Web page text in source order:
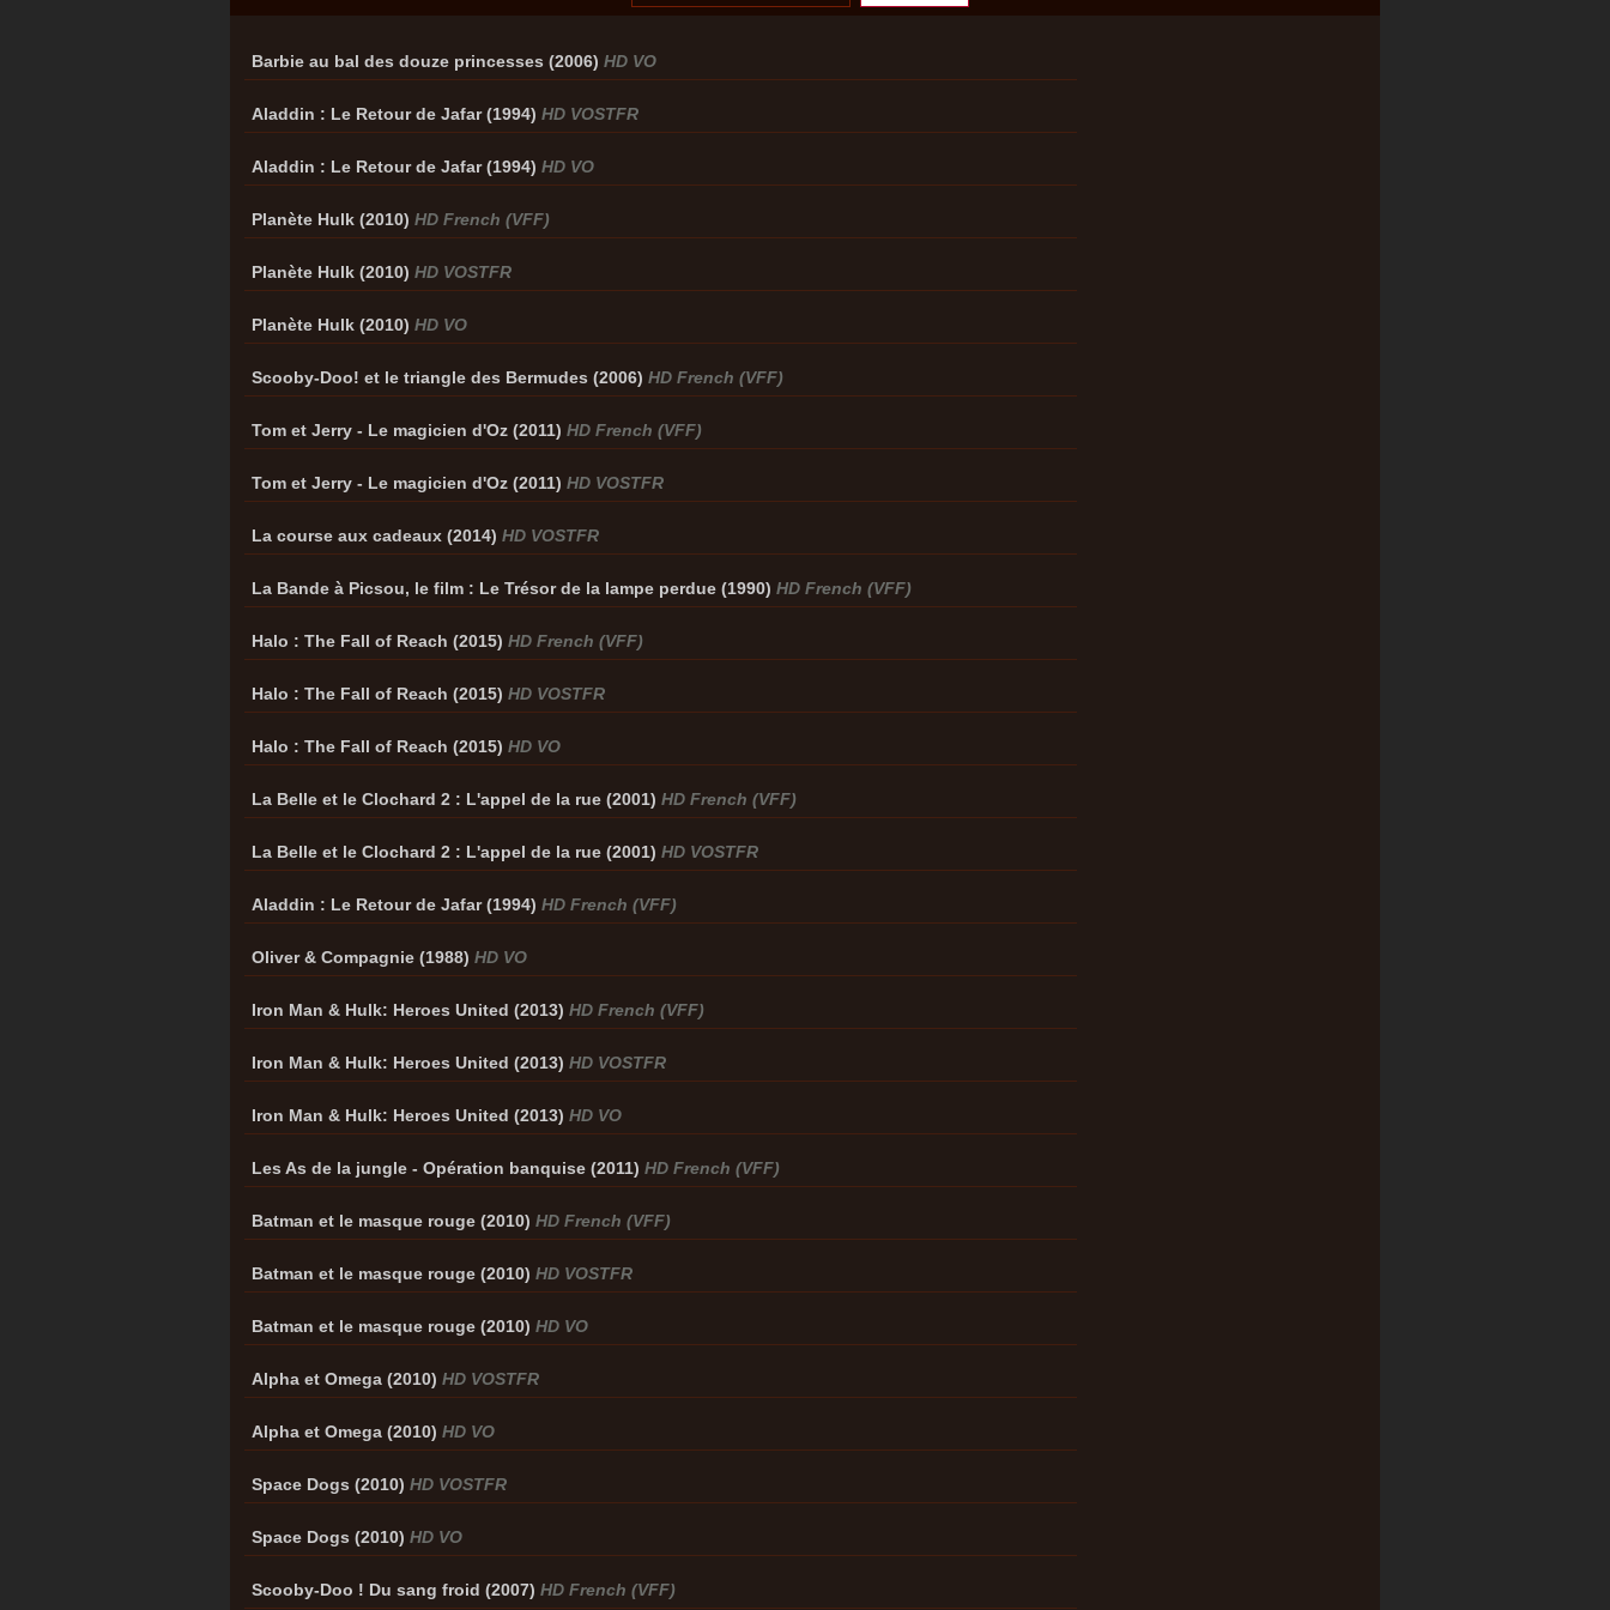
Barbie au bal des douze princesses (2006) HD VO
Aladdin : Le Retour de Jafar (1994) HD VOSTFR
Aladdin : Le Retour de Jafar (1994) HD VO
Planète Hulk (2010) HD French (VFF)
Planète Hulk (2010) HD VOSTFR
Planète Hulk (2010) HD VO
Scooby-Doo! et le triangle des Bermudes (2006) HD French (VFF)
Tom et Jerry - Le magicien d'Oz (2011) HD French (VFF)
Tom et Jerry - Le magicien d'Oz (2011) HD VOSTFR
La course aux cadeaux (2014) HD VOSTFR
La Bande à Picsou, le film : Le Trésor de la lampe perdue (1990) HD French (VFF)
Halo : The Fall of Reach (2015) HD French (VFF)
Halo : The Fall of Reach (2015) HD VOSTFR
Halo : The Fall of Reach (2015) HD VO
La Belle et le Clochard 2 : L'appel de la rue (2001) HD French (VFF)
La Belle et le Clochard 2 : L'appel de la rue (2001) HD VOSTFR
Aladdin : Le Retour de Jafar (1994) HD French (VFF)
Oliver & Compagnie (1988) HD VO
Iron Man & Hulk: Heroes United (2013) HD French (VFF)
Iron Man & Hulk: Heroes United (2013) HD VOSTFR
Iron Man & Hulk: Heroes United (2013) HD VO
Les As de la jungle - Opération banquise (2011) HD French (VFF)
Batman et le masque rouge (2010) HD French (VFF)
Batman et le masque rouge (2010) HD VOSTFR
Batman et le masque rouge (2010) HD VO
Alpha et Omega (2010) HD VOSTFR
Alpha et Omega (2010) HD VO
Space Dogs (2010) HD VOSTFR
Space Dogs (2010) HD VO
Scooby-Doo ! Du sang froid (2007) HD French (VFF)